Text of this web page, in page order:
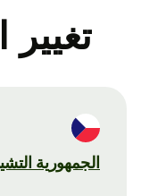
تغيير
الجمهورية